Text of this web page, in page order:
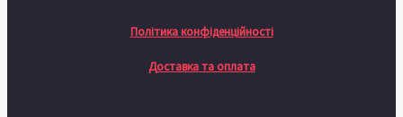
Політика конфіденційності
Доставка та оплата